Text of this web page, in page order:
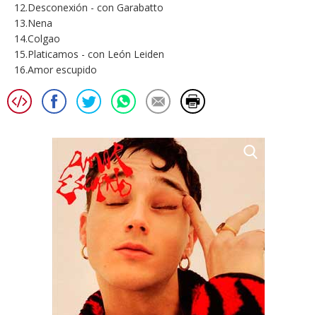
12.Desconexión - con Garabatto
13.Nena
14.Colgao
15.Platicamos - con León Leiden
16.Amor escupido